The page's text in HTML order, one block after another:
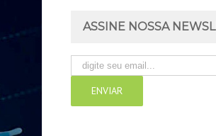
ASSINE NOSSA